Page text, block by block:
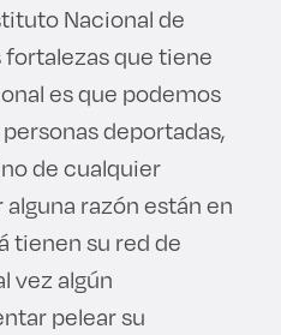
Nacional de
fortalezas que tiene
es que podemos
deportadas,
de cualquier
razón están en
tienen su red de
vez algún
pelear su